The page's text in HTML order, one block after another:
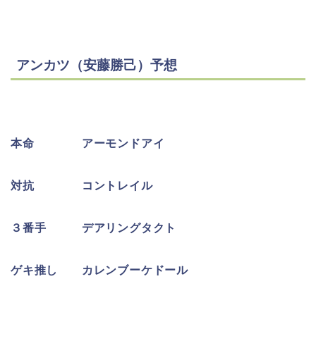
アンカツ（安藤勝己）予想
本命 アーモンドアイ
対抗 コントレイル
３番手 デアリングタクト
ゲキ推し カレンブーケドール